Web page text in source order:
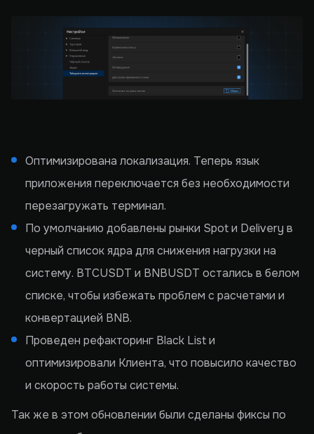
Оптимизирована локализация. Теперь язык
приложения переключается без необходимости
перезагружать терминал.
По умолчанию добавлены рынки Spot и Delivery в
черный список ядра для снижения нагрузки на
систему. BTCUSDT и BNBUSDT остались в белом
списке, чтобы избежать проблем с расчетами и
конвертацией BNB.
Проведен рефакторинг Black List и
оптимизировали Клиента, что повысило качество
и скорость работы системы.
Так же в этом обновлении были сделаны фиксы по